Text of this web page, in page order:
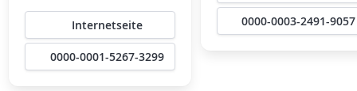
Internetseite
0000-0001-5267-3299
0000-0003-2491-9057